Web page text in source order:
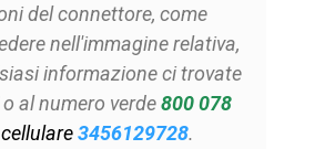
del connettore, come
nell'immagine relativa,
informazione ci trovate
al numero verde800 078
3456129728.